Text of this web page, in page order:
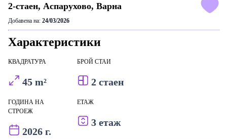
2-стаен, Аспарухово, Варна
Добавена на: 24/03/2026
Характеристики
КВАДРАТУРА
45 m²
БРОЙ СТАИ
2 стаен
ГОДИНА НА
СТРОЕЖ
2026 г.
ЕТАЖ
3 етаж